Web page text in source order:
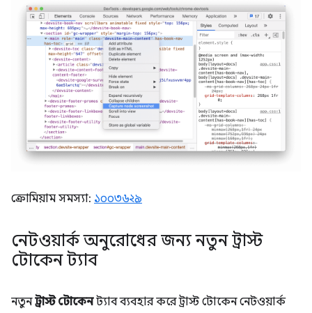
ক্রোমিয়াম সমস্যা: ১০০৩৬২৯
নেটওয়ার্ক অনুরোধের জন্য নতুন ট্রাস্ট
টোকেন ট্যাব
নতুনট্রাস্ট টোকেনট্যাব ব্যবহার করে ট্রাস্ট টোকেন নেটওয়ার্ক